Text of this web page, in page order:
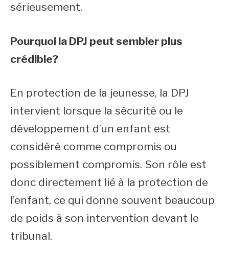
sérieusement.
Pourquoi la DPJ peut sembler plus
crédible?
En protection de la jeunesse, la DPJ
intervient lorsque la sécurité ou le
développement d’un enfant est
considéré comme compromis ou
possiblement compromis. Son rôle est
donc directement lié à la protection de
l’enfant, ce qui donne souvent beaucoup
de poids à son intervention devant le
tribunal.